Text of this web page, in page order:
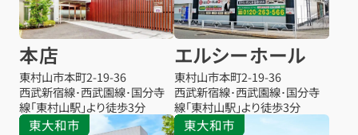
本店
東村山市本町2-19-36
西武新宿線･西武園線･国分寺
線「東村山駅」より徒歩3分
エルシーホール
東村山市本町2-19-36
西武新宿線･西武園線･国分寺
線「東村山駅」より徒歩3分
東大和市 東大和市